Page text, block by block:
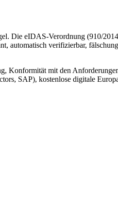
Die eIDAS-Verordnung (910/
automatisch verifizierbar,
Konformität mit den
SAP), kostenlose digitale